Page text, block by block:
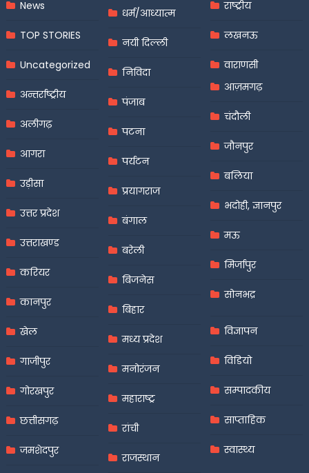
News
TOP STORIES
Uncategorized
अन्तर्राष्ट्रीय
अलीगढ़
आगरा
उड़ीसा
उत्तर प्रदेश
उत्तराखण्ड
करियर
कानपुर
खेल
गाजीपुर
गोरखपुर
छत्तीसगढ़
जमशेदपुर
धर्म/आध्यात्म
नयी दिल्ली
निविदा
पंजाब
पटना
पर्यटन
प्रयागराज
बंगाल
बरेली
बिजनेस
बिहार
मध्य प्रदेश
मनोरंजन
महाराष्ट्र
रांची
राजस्थान
राष्ट्रीय
लखनऊ
वाराणसी
आज़मगढ़
चंदौली
जौनपुर
बलिया
भदोही, ज्ञानपुर
मऊ
मिर्जापुर
सोनभद्र
विज्ञापन
विडियो
सम्पादकीय
साप्ताहिक
स्वास्थ्य